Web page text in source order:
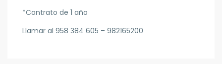
*Contrato de 1 año
Llamar al 958 384 605 – 982165200